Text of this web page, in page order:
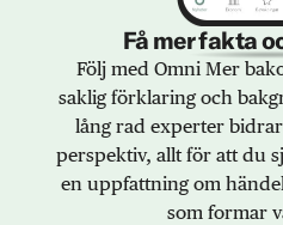
Få mer fakta
Följ med Omni Mer
saklig förklaring och
lång rad experter
perspektiv, allt för att du
en uppfattning om
som formar